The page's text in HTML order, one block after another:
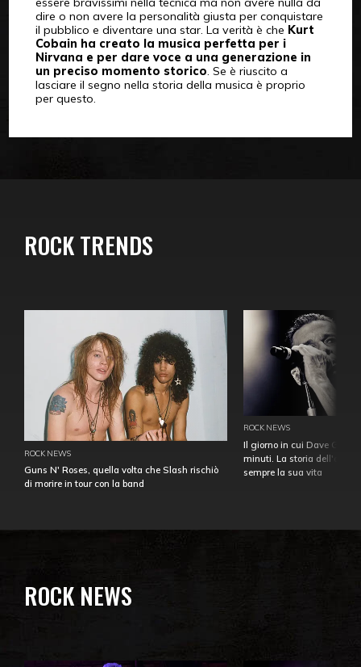
dire o non avere la personalità giusta per conquistare
il pubblico e diventare una star. La verità è che Kurt
Cobain ha creato la musica perfetta per i
Nirvana e per dare voce a una generazione in
un preciso momento storico. Se è riuscito a
lasciare il segno nella storia della musica è proprio
per questo.
ROCK TRENDS
ROCK NEWS
Guns N' Roses, quella volta che Slash rischiò
di morire in tour con la band
ROCK NEWS
Il giorno in cui Dave
minuti. La storia
sempre la sua vita
ROCK NEWS